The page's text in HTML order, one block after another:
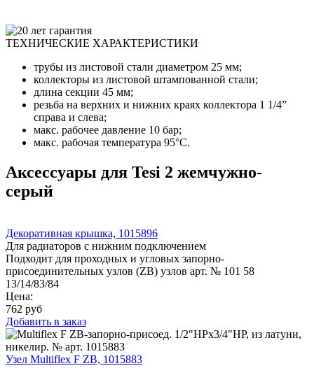
ТЕХНИЧЕСКИЕ ХАРАКТЕРИСТИКИ
трубы из листовой стали диаметром 25 мм;
коллекторы из листовой штампованной стали;
длина секции 45 мм;
резьба на верхних и нижних краях коллектора 1 1/4”
справа и слева;
макс. рабочее давление 10 бар;
макс. рабочая температура 95°C.
Аксессуары для Tesi 2 жемчужно-
серый
Декоративная крышка, 1015896
Для радиаторов с нижним подключением
Подходит для проходных и угловых запорно-
присоединительных узлов (ZB) узлов арт. № 101 58
13/14/83/84
Цена:
762 руб
Добавить в заказ
Узел Multiflex F ZB, 1015883